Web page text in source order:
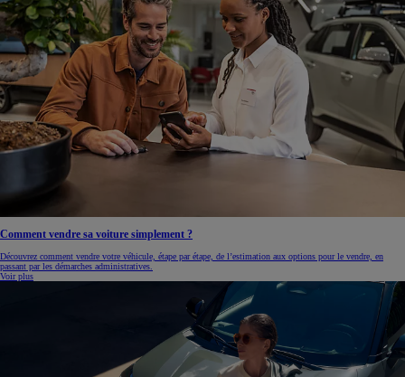
Comment vendre sa voiture simplement ?
Découvrez comment vendre votre véhicule, étape par étape, de l’estimation aux options pour le vendre, en
passant par les démarches administratives.
Voir plus